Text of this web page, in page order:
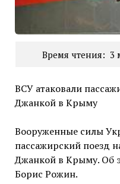
Время чтения: 3
ВСУ атаковали
Джанкой в Крыму
Вооруженные силы
пассажирский поезд
Джанкой в Крыму. Об
Борис Рожин.